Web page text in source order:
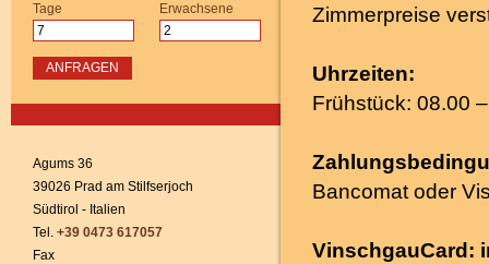
Zimmerpreise
Uhrzeiten:
Frühstück: 08.00
Bancomat oder
VinschgauCard:
Tage Erwachsene
ANFRAGEN
Agums 36
39026 Prad am Stilfserjoch
Südtirol - Italien
Tel. +39 0473 617057
Fax